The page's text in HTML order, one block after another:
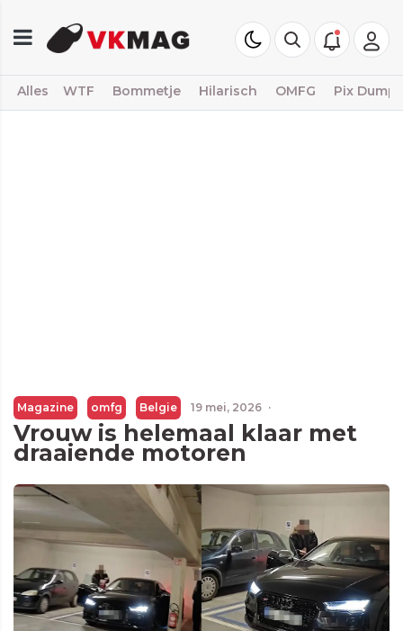
Alles WTF Bommetje Hilarisch OMFG Pix Dump
Magazine omfg Belgie 19 mei, 2026 ·
Vrouw is helemaal klaar met
draaiende motoren